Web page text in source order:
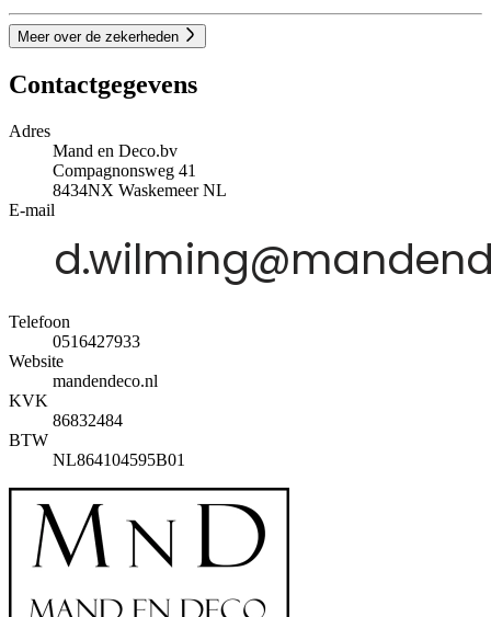
Meer over de zekerheden
Contactgegevens
Adres
Mand en Deco.bv
Compagnonsweg 41
8434NX WaskemeerNL
E-mail
Telefoon
0516427933
Website
mandendeco.nl
KVK
86832484
BTW
NL864104595B01